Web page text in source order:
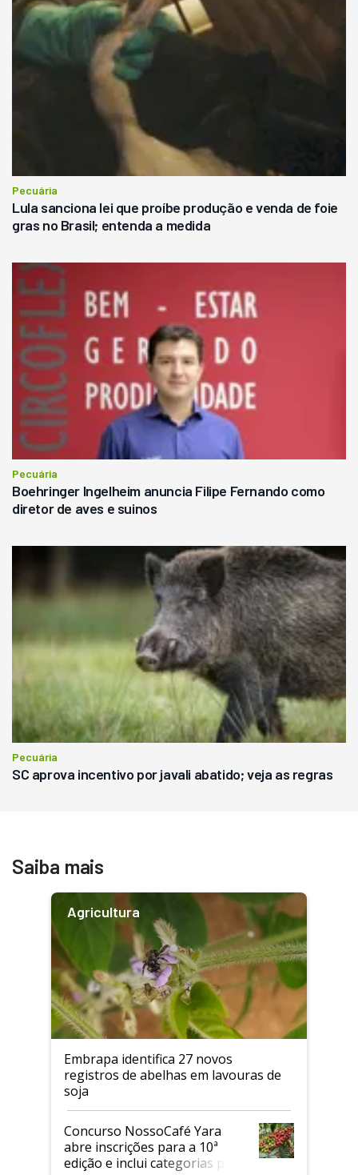
Pecuária
Lula sanciona lei que proíbe produção e venda de foie
gras no Brasil; entenda a medida
Pecuária
Boehringer Ingelheim anuncia Filipe Fernando como
diretor de aves e suinos
Pecuária
SC aprova incentivo por javali abatido; veja as regras
Saiba mais
Agricultura
Embrapa identifica 27 novos
registros de abelhas em lavouras de
soja
Concurso NossoCafé Yara
abre inscrições para a 10ª
edição e inclui categorias para